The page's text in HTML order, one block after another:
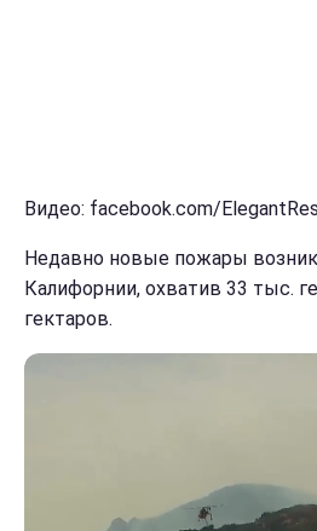
Видео: facebook.com/
Недавно новые пожары
Калифорнии, охватив 33 тыс.
гектаров.